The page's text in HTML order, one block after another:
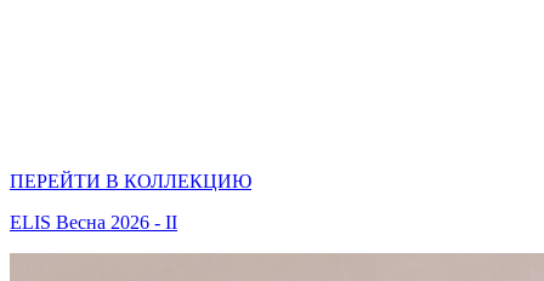
ПЕРЕЙТИ В КОЛЛЕКЦИЮ
ELIS Весна 2026 - II